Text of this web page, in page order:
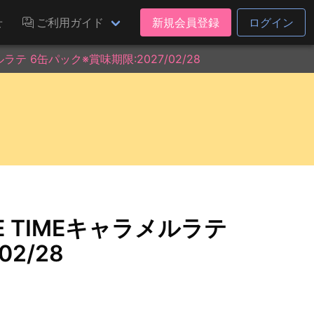
ご利用ガイド 新規会員登録 ログイン
ラテ 6缶パック※賞味期限:2027/02/28
TIMEキャラメルラテ
28